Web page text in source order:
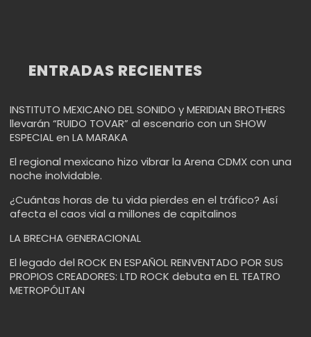
ENTRADAS RECIENTES
INSTITUTO MEXICANO DEL SONIDO y MERIDIAN BROTHERS
llevarán “RUIDO TOVAR” al escenario con un SHOW
ESPECIAL en LA MARAKA
El regional mexicano hizo vibrar la Arena CDMX con una
noche inolvidable.
¿Cuántas horas de tu vida pierdes en el tráfico? Así
afecta el caos vial a millones de capitalinos
LA BRECHA GENERACIONAL
El legado del ROCK EN ESPAÑOL REINVENTADO POR SUS
PROPIOS CREADORES: LTD ROCK debuta en EL TEATRO
METROPÓLITAN